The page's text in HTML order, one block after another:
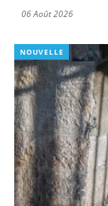
06 Août 2026
NOUVELLE